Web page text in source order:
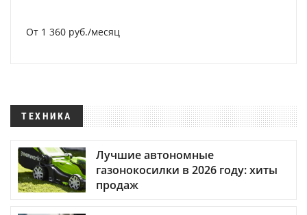
От 1 360 руб./месяц
ТЕХНИКА
Лучшие автономные
газонокосилки в 2026 году: хиты
продаж